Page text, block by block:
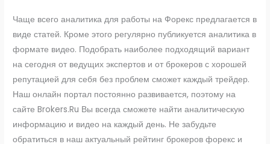
Чаще всего аналитика для работы на Форекс предлагается в
виде статей. Кроме этого регулярно публикуется аналитика в
формате видео. Подобрать наиболее подходящий вариант
на сегодня от ведущих экспертов и от брокеров с хорошей
репутацией для себя без проблем сможет каждый трейдер.
Наш онлайн портал постоянно развивается, поэтому на
сайте Brokers.Ru Вы всегда сможете найти аналитическую
информацию и видео на каждый день. Не забудьте
обратиться в наш актуальный рейтинг брокеров форекс и